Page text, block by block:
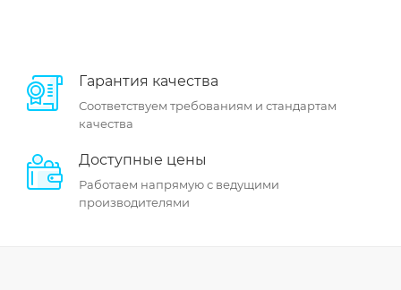
Гарантия качества
Соответствуем требованиям и стандартам
качества
Доступные цены
Работаем напрямую с ведущими
производителями